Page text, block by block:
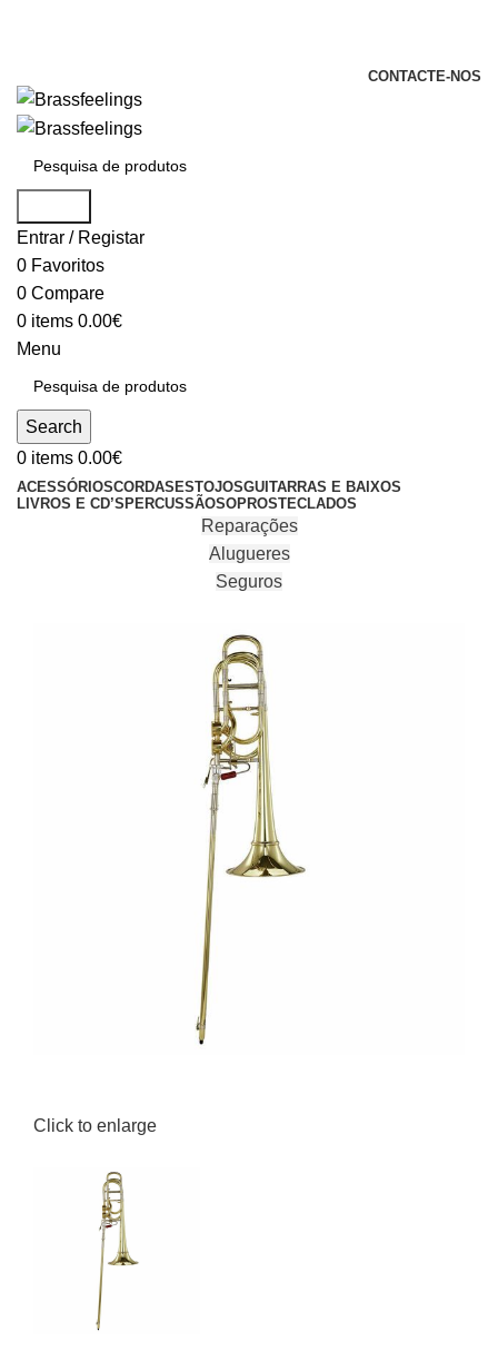
CONTACTE-NOS
Entrar / Registar
0 Favoritos
0 Compare
0 items 0.00€
Menu
Search
0 items 0.00€
ACESSÓRIOSCORDAS ESTOJOSGUITARRAS E BAIXOS
LIVROS E CD’S PERCUSSÃOSOPROSTECLADOS
Reparações
Alugueres
Seguros
Click to enlarge